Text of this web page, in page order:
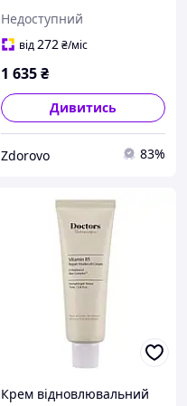
for Dry, Sensitive Skin, 1.7
Недоступний
від272₴/міс
1 635₴
Дивитись
Zdorovo 83%
Крем відновлювальний